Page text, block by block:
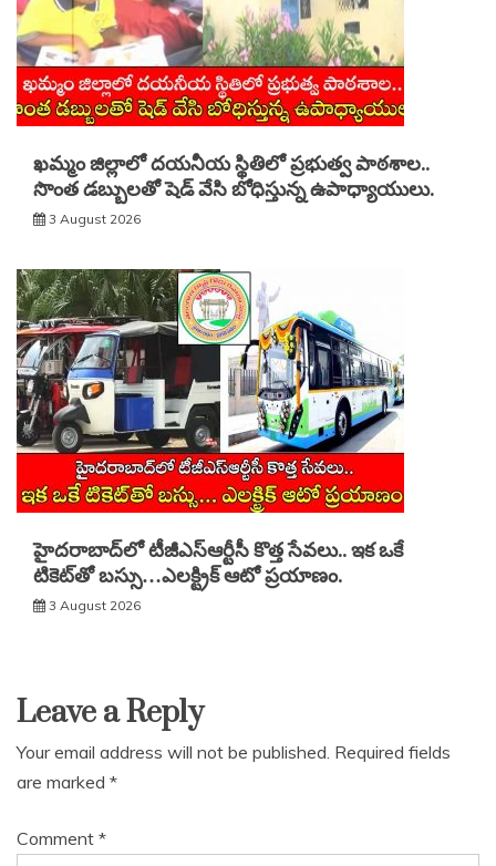
ఖమ్మం జిల్లాలో దయనీయ స్థితిలో ప్రభుత్వ పాఠశాల..
సొంత డబ్బులతో షెడ్ వేసి బోధిస్తున్న ఉపాధ్యాయులు.
3 August 2026
హైదరాబాద్‌లో టీజీఎస్‌ఆర్టీసీ కొత్త సేవలు.. ఇక ఒకే
టికెట్‌తో బస్సు…ఎలక్ట్రిక్ ఆటో ప్రయాణం.
3 August 2026
Leave a Reply
Your email address will not be published. Required fields
are marked *
Comment *